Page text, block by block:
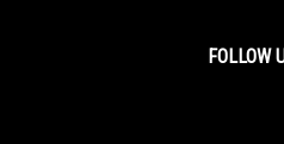
FOLLOW